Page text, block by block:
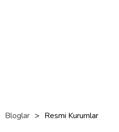
Bloglar > Resmi Kurumlar